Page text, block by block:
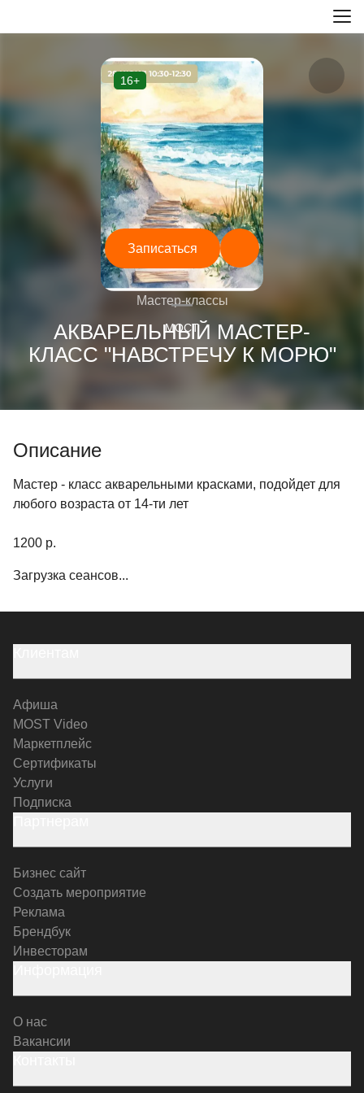
16+
Мастер-классы
АКВАРЕЛЬНЫЙ МАСТЕР-
КЛАСС "НАВСТРЕЧУ К МОРЮ"
Записаться
—
МОСТ
Описание
Мастер - класс акварельными красками, подойдет для
любого возраста от 14-ти лет
1200 р.
Загрузка сеансов...
Афиша
MOST Video
Маркетплейс
Сертификаты
Услуги
Подписка
Бизнес сайт
Создать мероприятие
Реклама
Брендбук
Инвесторам
О нас
Вакансии